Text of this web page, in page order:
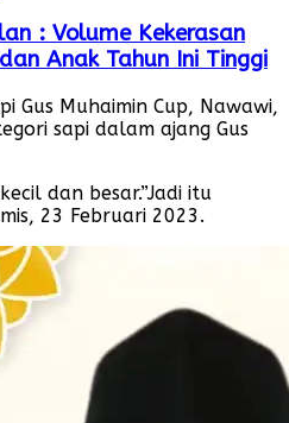
: Volume Kekerasan
Anak Tahun Ini Tinggi
Gus Muhaimin Cup, Nawawi,
sapi dalam ajang Gus
dan besar.”Jadi itu
23 Februari 2023.